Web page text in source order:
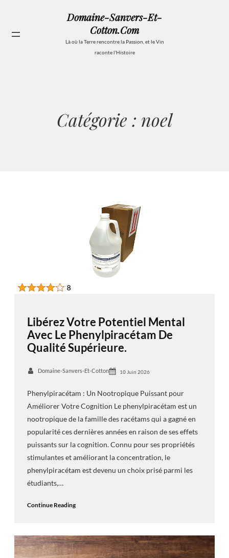
contenu
Domaine-Sanvers-Et-
Cotton.com
Là où la Terre rencontre la Passion, et le Vin
raconte l'Histoire
Catégorie : noel
Libérez Votre Potentiel Mental
Avec Le Phenylpiracétam De
Qualité Supérieure.
Domaine-Sanvers-Et-Cotton 10 Juin 2026
Phenylpiracétam : Un Nootropique Puissant pour
Améliorer Votre Cognition Le phenylpiracétam est un
nootropique de la famille des racétams qui a gagné en
popularité ces dernières années en raison de ses effets
puissants sur la cognition. Connu pour ses propriétés
stimulantes et améliorant la concentration, le
phenylpiracétam est devenu un choix prisé parmi les
étudiants,…
Continue Reading